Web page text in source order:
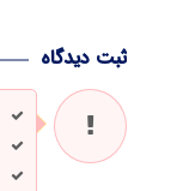
ثبت دیدگاه